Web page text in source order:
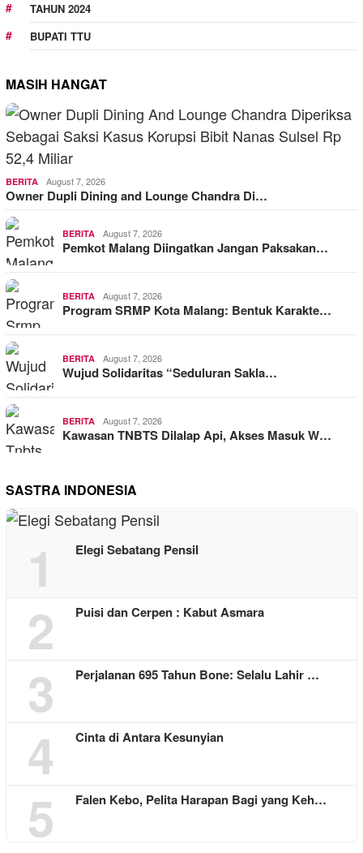
TAHUN 2024
BUPATI TTU
MASIH HANGAT
BERITA August 7, 2026
Owner Dupli Dining and Lounge Chandra Di…
BERITA August 7, 2026
Pemkot Malang Diingatkan Jangan Paksakan…
BERITA August 7, 2026
Program SRMP Kota Malang: Bentuk Karakte…
BERITA August 7, 2026
Wujud Solidaritas “Seduluran Sakla…
BERITA August 7, 2026
Kawasan TNBTS Dilalap Api, Akses Masuk W…
SASTRA INDONESIA
1 Elegi Sebatang Pensil
2 Puisi dan Cerpen : Kabut Asmara
3 Perjalanan 695 Tahun Bone: Selalu Lahir …
4 Cinta di Antara Kesunyian
5 Falen Kebo, Pelita Harapan Bagi yang Keh…